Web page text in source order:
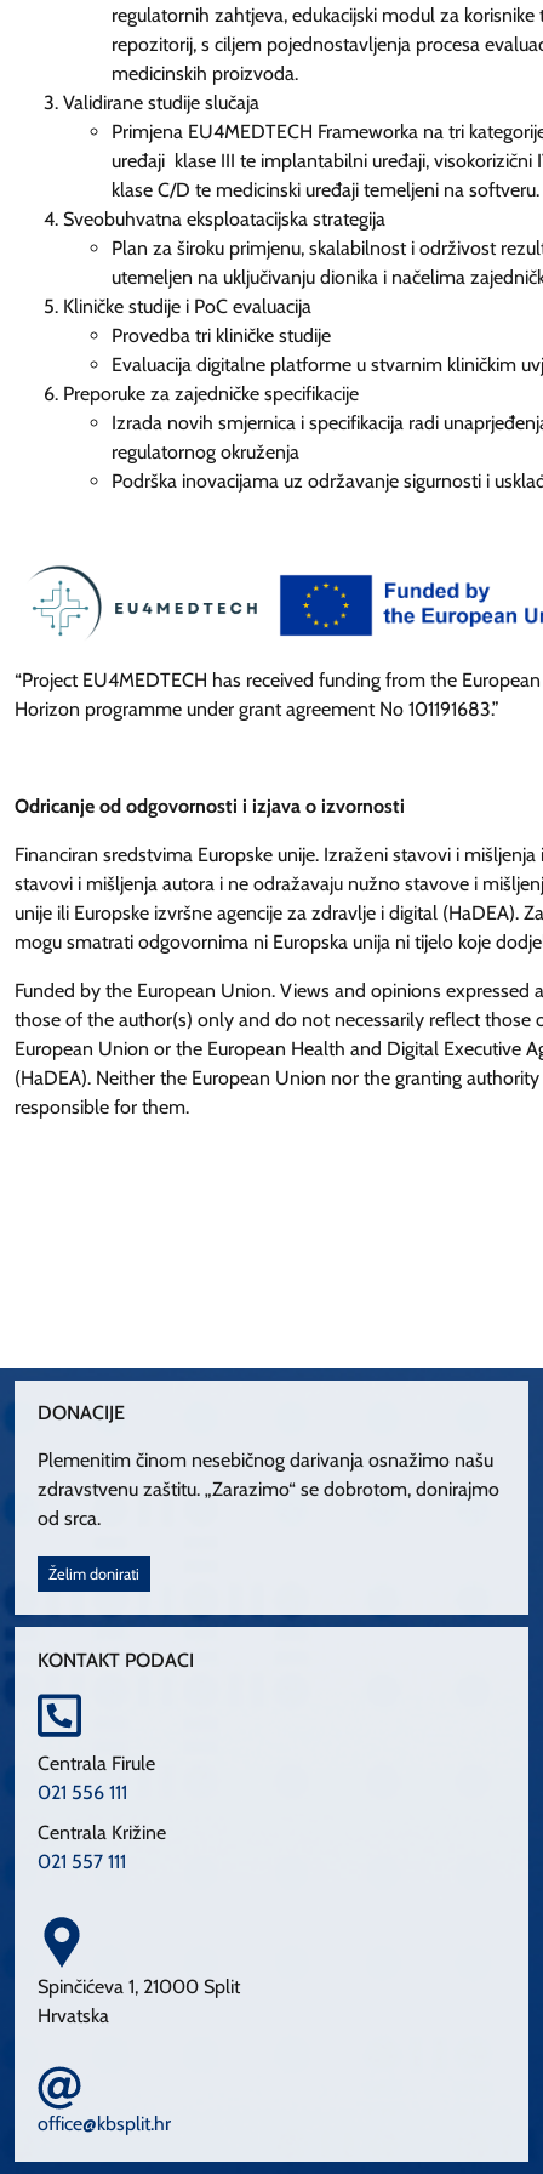
regulatornih zahtjeva, edukacijski modul za
repozitorij, s ciljem pojednostavljenja procesa
medicinskih proizvoda.
Validirane studije slučaja
Primjena EU4MEDTECH Frameworka na tri
uređaji klase III te implantabilni uređaji, visokorizični
klase C/D te medicinski uređaji temeljeni na softveru.
Sveobuhvatna eksploatacijska strategija
Plan za široku primjenu, skalabilnost i održivost
utemeljen na uključivanju dionika i načelima
Kliničke studije i PoC evaluacija
Provedba tri kliničke studije
Evaluacija digitalne platforme u stvarnim kliničkim
Preporuke za zajedničke specifikacije
Izrada novih smjernica i specifikacija radi
regulatornog okruženja
Podrška inovacijama uz održavanje sigurnosti i
“Project EU4MEDTECH has received funding from the European
Horizon programme under grant agreement No 101191683.”
Odricanje od odgovornosti i izjava o izvornosti
Financiran sredstvima Europske unije. Izraženi stavovi i mišljenja
stavovi i mišljenja autora i ne odražavaju nužno stavove i
unije ili Europske izvršne agencije za zdravlje i digital (HaDEA).
mogu smatrati odgovornima ni Europska unija ni tijelo koje
Funded by the European Union. Views and opinions expressed
those of the author(s) only and do not necessarily reflect those
European Union or the European Health and Digital Executive
(HaDEA). Neither the European Union nor the granting
responsible for them.
DONACIJE
Plemenitim činom nesebičnog darivanja osnažimo našu
zdravstvenu zaštitu. „Zarazimo“ se dobrotom, donirajmo
od srca.
Želim donirati
KONTAKT PODACI
Centrala Firule
021 556 111
Centrala Križine
021 557 111
Spinčićeva 1, 21000 Split
Hrvatska
office@kbsplit.hr